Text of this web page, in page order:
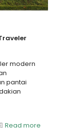
modern
pantai
Read more